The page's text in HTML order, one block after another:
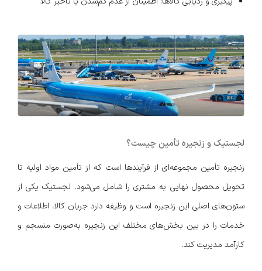
لجستیک و زنجیره تأمین چیست؟
زنجیره تأمین مجموعه‌ای از فرآیندها است که از تأمین مواد اولیه تا
تحویل محصول نهایی به مشتری را شامل می‌شود. لجستیک یکی از
ستون‌های اصلی این زنجیره است و وظیفه دارد جریان کالا، اطلاعات و
خدمات را در بین بخش‌های مختلف این زنجیره به‌صورت منسجم و
کارآمد مدیریت کند.